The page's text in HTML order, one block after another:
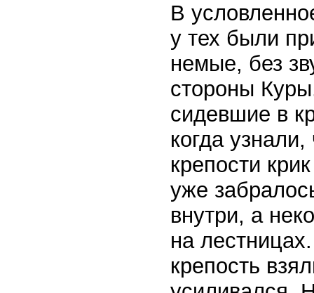
В
у тех были
немые, без
стороны
сидевшие в
когда
крепости
уже
внутри, а
на
крепость